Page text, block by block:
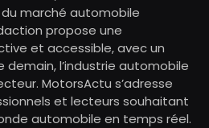
marché automobile
propose une
et accessible, avec un
demain, l’industrie automobile
MotorsActu s’adresse
et lecteurs souhaitant
automobile en temps réel.